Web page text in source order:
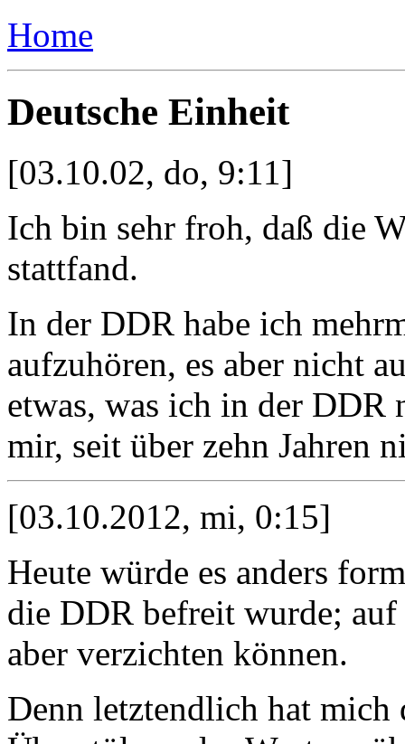
Home
Deutsche Einheit
[03.10.02, do, 9:11]
Ich bin sehr froh, daß die
stattfand.
In der DDR habe ich
aufzuhören, es aber nicht
etwas, was ich in der DDR
mir, seit über zehn Jahren
[03.10.2012, mi, 0:15]
Heute würde es anders
die DDR befreit wurde;
aber verzichten können.
Denn letztendlich hat mich